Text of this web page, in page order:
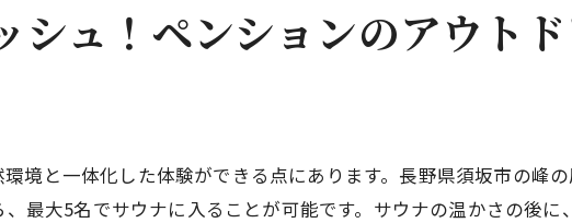
高原を超える魅力！峰の原高原のペンションでの滞在
ペンションで楽しむ高原ライフ
魅力的な観光スポットを巡る
シュ！ペンションのアウト
境と一体化した体験ができる点にあります。長野県須坂市の峰の
最大5名でサウナに入ることが可能です。サウナの温かさの後に